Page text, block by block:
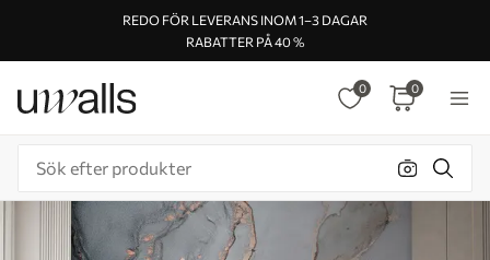
REDO FÖR LEVERANS INOM 1–3 DAGAR
RABATTER PÅ 40 %
0 0